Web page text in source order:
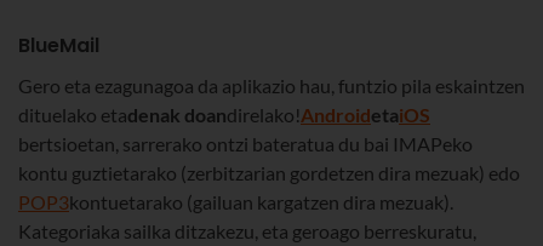
BlueMail
Gero eta ezagunagoa da aplikazio hau, funtzio pila eskaintzen
dituelako etadenak doandirelako!AndroidetaiOS
bertsioetan, sarrerako ontzi bateratua du bai IMAPeko
kontu guztietarako (zerbitzarian gordetzen dira mezuak) edo
POP3kontuetarako (gailuan kargatzen dira mezuak).
Kategoriaka sailka ditzakezu, eta geroago berreskuratu,